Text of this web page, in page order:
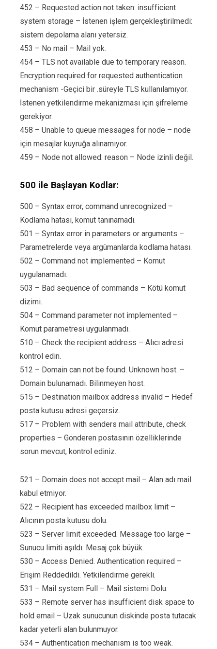
452 – Requested action not taken: insufficient
system storage – İstenen işlem gerçekleştirilmedi:
sistem depolama alanı yetersiz.
453 – No mail – Mail yok.
454 – TLS not available due to temporary reason.
Encryption required for requested authentication
mechanism -Geçici bir .süreyle TLS kullanılamıyor.
İstenen yetkilendirme mekanizması için şifreleme
gerekiyor.
458 – Unable to queue messages for node – node
için mesajlar kuyruğa alınamıyor.
459 – Node not allowed: reason – Node izinli değil.
500 ile Başlayan Kodlar:
500 – Syntax error, command unrecognized –
Kodlama hatası, komut tanınamadı.
501 – Syntax error in parameters or arguments –
Parametrelerde veya argümanlarda kodlama hatası.
502 – Command not implemented – Komut
uygulanamadı.
503 – Bad sequence of commands – Kötü komut
dizimi.
504 – Command parameter not implemented –
Komut parametresi uygulanmadı.
510 – Check the recipient address – Alıcı adresi
kontrol edin.
512 – Domain can not be found. Unknown host. –
Domain bulunamadı. Bilinmeyen host.
515 – Destination mailbox address invalid – Hedef
posta kutusu adresi geçersiz.
517 – Problem with senders mail attribute, check
properties – Gönderen postasının özelliklerinde
sorun mevcut, kontrol ediniz.
521 – Domain does not accept mail – Alan adı mail
kabul etmiyor.
522 – Recipient has exceeded mailbox limit –
Alıcının posta kutusu dolu.
523 – Server limit exceeded. Message too large –
Sunucu limiti aşıldı. Mesaj çok büyük.
530 – Access Denied. Authentication required –
Erişim Reddedildi. Yetkilendirme gerekli.
531 – Mail system Full – Mail sistemi Dolu.
533 – Remote server has insufficient disk space to
hold email – Uzak sunucunun diskinde posta tutacak
kadar yeterli alan bulunmuyor.
534 – Authentication mechanism is too weak.